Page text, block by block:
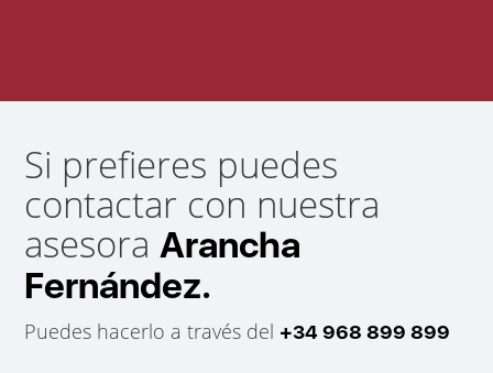
Si prefieres puedes
contactar con nuestra
asesoraArancha
Fernández.
Puedes hacerlo a través del +34 968 899 899